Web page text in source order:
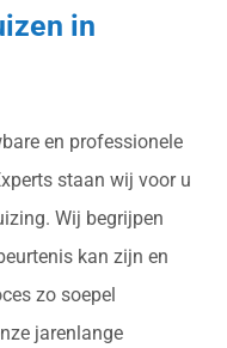
in
en professionele
staan wij voor u
Wij begrijpen
kan zijn en
zo soepel
jarenlange